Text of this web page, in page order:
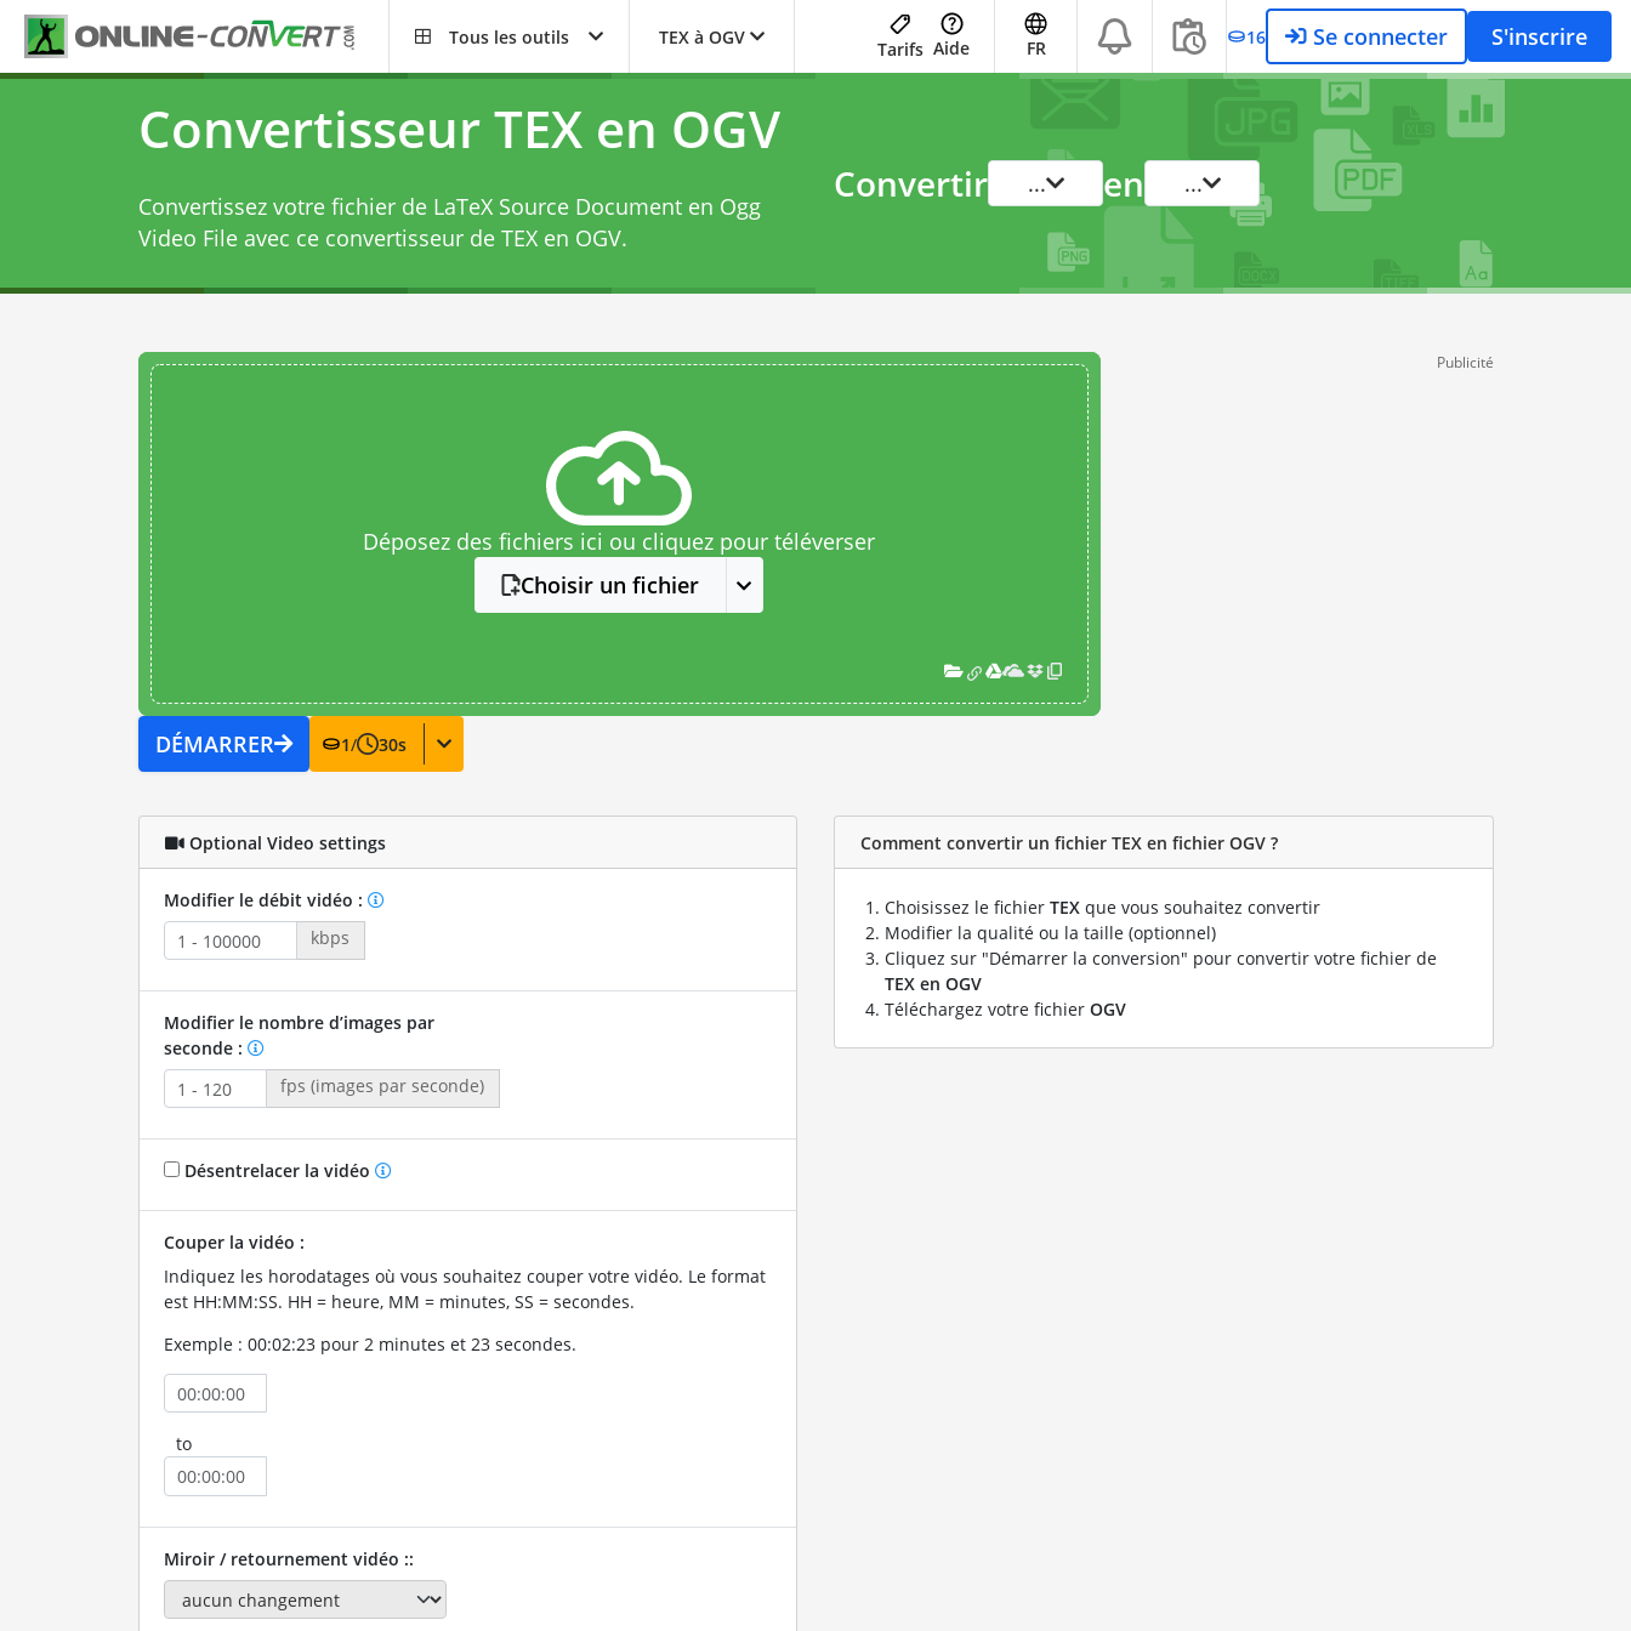
Tous les outils TEX à OGV
Tarifs Aide FR 16 Se connecter S'inscrire
Convertisseur TEX en OGV
Convertissez votre fichier de LaTeX Source Document en Ogg
Video File avec ce convertisseur de TEX en OGV.
Convertir ... en ...
Déposez des fichiers ici ou cliquez pour téléverser
Choisir un fichier
DÉMARRER 1/ 30s
Publicité
Optional Video settings
Modifier le débit vidéo :
kbps
Modifier le nombre d’images par
seconde :
fps (images par seconde)
Désentrelacer la vidéo
Couper la vidéo :
Indiquez les horodatages où vous souhaitez couper votre vidéo. Le format
est HH:MM:SS. HH = heure, MM = minutes, SS = secondes.
Exemple : 00:02:23 pour 2 minutes et 23 secondes.
to
Miroir / retournement vidéo ::
Comment convertir un fichier TEX en fichier OGV ?
Choisissez le fichier TEX que vous souhaitez convertir
Modifier la qualité ou la taille (optionnel)
Cliquez sur "Démarrer la conversion" pour convertir votre fichier de
TEX en OGV
Téléchargez votre fichier OGV